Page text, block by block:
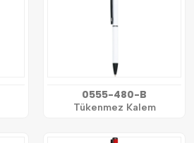
0555-480-B
Tükenmez Kalem